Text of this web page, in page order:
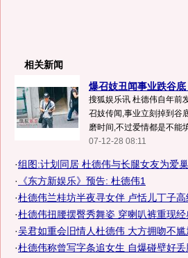
相关新闻
爆召妓丑闻事业跌谷
搜狐娱乐讯 杜德伟自年前
召妓传闻,事业立刻掉到谷
磨时间,不过爱情都是不能
07-12-28 08:11
·组图:计划同居 杜德伟与长腿女友为爱
· 《东方新娱乐》预告: 杜德伟1
·杜德伟兰桂坊半夜寻女伴 卢恬儿丁子高
·杜德伟扭腰摆臀秀舞姿 穿喇叭裤重现经
·吴君如重会旧情人杜德伟 大方拥吻不尴
·杜德伟称曾写字条追女生 自爆碰壁好丢